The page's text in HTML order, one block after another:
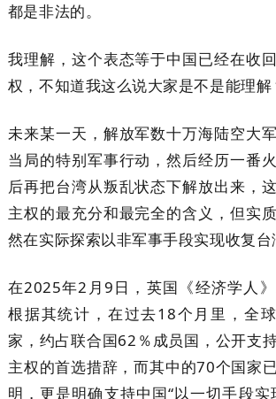
都是非法的。
我理解，这个表态等于中国已经在收
权，不知道我这么说大家是不是能理解
未来某一天，解放军数十万海陆空大
当局的特别军事行动，然后经历一番
后再把台湾从叛乱状态下解放出来，
主权的最充分和最完全的含义，但实
然在实际探索以非军事手段实现收复台
在2025年2月9日，英国《经济学人
根据其统计，在过去18个月里，全
家，约占联合国62％成员国，公开支
主权的首选措辞，而其中的70个国家
明，更是明确支持中国“以一切手段实